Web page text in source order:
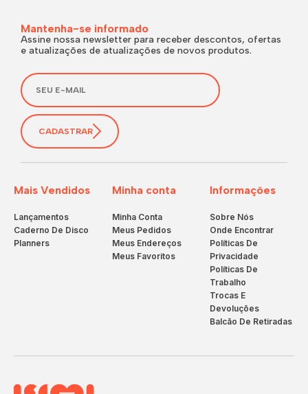
Mais Vendidos
Lançamentos
Caderno De Disco
Planners
Minha conta
Minha Conta
Meus Pedidos
Meus Endereços
Meus Favoritos
Informações
Sobre Nós
Onde Encontrar
Políticas De
Privacidade
Políticas De
Trabalho
Trocas E
Devoluções
Balcão De Retiradas
Mantenha-se informado
Assine nossa newsletter para receber descontos, ofertas
e atualizações de atualizações de novos produtos.
CADASTRAR